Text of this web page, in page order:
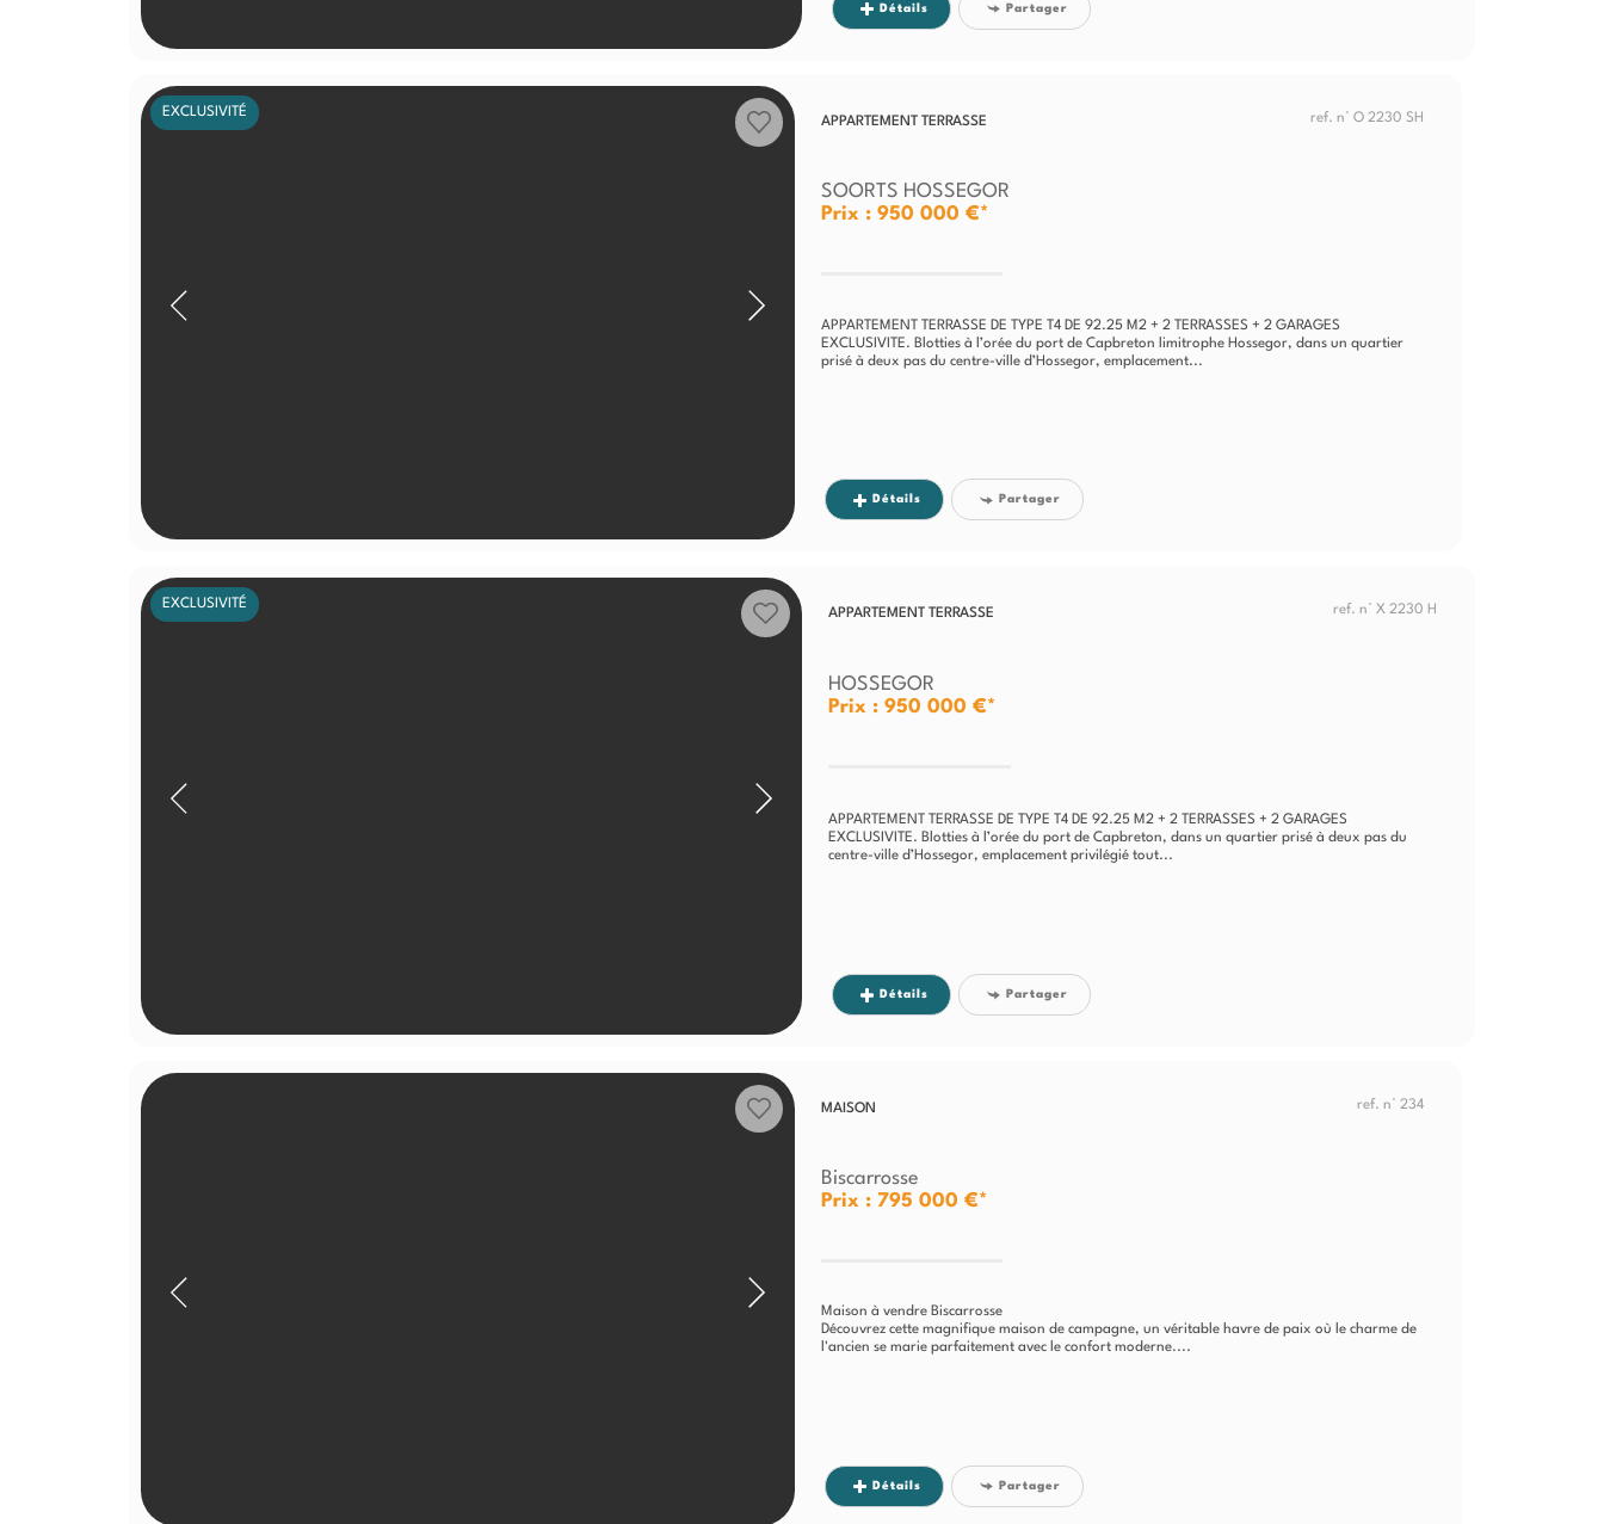
Détails Partager
EXCLUSIVITÉ
APPARTEMENT TERRASSE ref. n° O 2230 SH
SOORTS HOSSEGOR
Prix : 950 000 €*
APPARTEMENT TERRASSE DE TYPE T4 DE 92.25 M2 + 2 TERRASSES + 2 GARAGES
EXCLUSIVITE. Blotties à l’orée du port de Capbreton limitrophe Hossegor, dans un quartier
prisé à deux pas du centre-ville d’Hossegor, emplacement...
Détails Partager
EXCLUSIVITÉ
APPARTEMENT TERRASSE ref. n° X 2230 H
HOSSEGOR
Prix : 950 000 €*
APPARTEMENT TERRASSE DE TYPE T4 DE 92.25 M2 + 2 TERRASSES + 2 GARAGES
EXCLUSIVITE. Blotties à l’orée du port de Capbreton, dans un quartier prisé à deux pas du
centre-ville d’Hossegor, emplacement privilégié tout...
Détails Partager
MAISON ref. n° 234
Biscarrosse
Prix : 795 000 €*
Maison à vendre Biscarrosse
Découvrez cette magnifique maison de campagne, un véritable havre de paix où le charme de
l'ancien se marie parfaitement avec le confort moderne....
Détails Partager